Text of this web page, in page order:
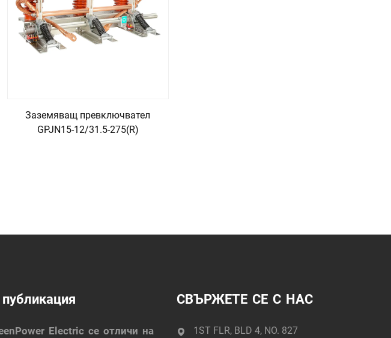
Заземяващ превключвател
GPJN15-12/31.5-275(R)
Electric се отличи на
СВЪРЖЕТЕ СЕ С НАС
1ST FLR, BLD 4, NO. 827